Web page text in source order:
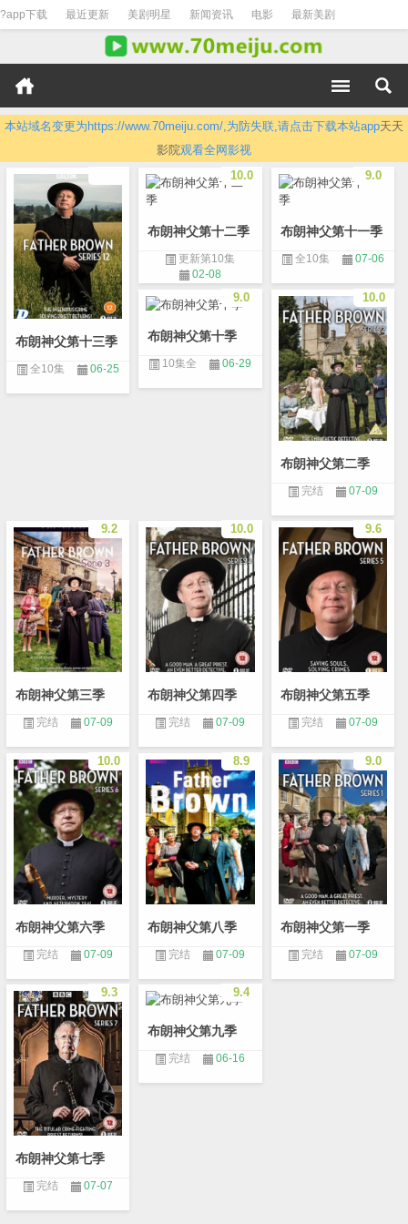
?app下载 最近更新 美剧明星 新闻资讯 电影 最新美剧
本站域名变更为https://www.70meiju.com/,为防失联,请点击下载本站app天天
影院观看全网影视
布朗神父第十三季
全10集 06-25
10.0
布朗神父第十二季
更新第10集
02-08
9.0
布朗神父第十一季
全10集 07-06
9.0
布朗神父第十季
10集全 06-29
10.0
布朗神父第二季
完结 07-09
9.2
布朗神父第三季
完结 07-09
10.0
布朗神父第四季
完结 07-09
9.6
布朗神父第五季
完结 07-09
10.0
布朗神父第六季
完结 07-09
8.9
布朗神父第八季
完结 07-09
9.0
布朗神父第一季
完结 07-09
9.3
布朗神父第七季
完结 07-07
9.4
布朗神父第九季
完结 06-16